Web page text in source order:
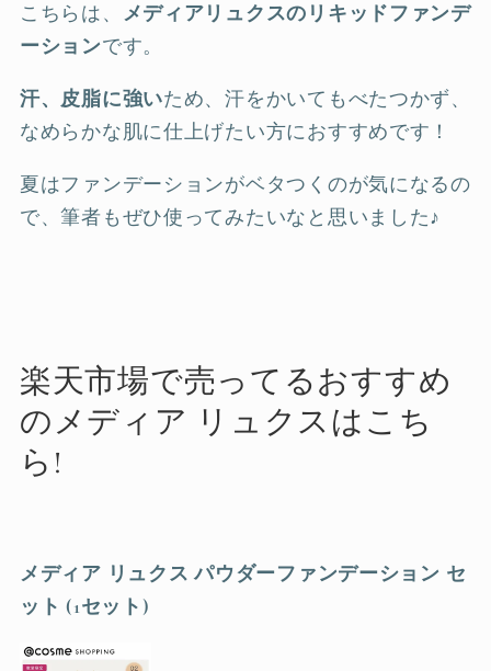
こちらは、 メディアリュクスのリキッドファンデ
ーションです。
汗、皮脂に強いため、汗をかいてもべたつかず、
なめらかな肌に仕上げたい方におすすめです！
夏はファンデーションがベタつくのが気になるの
で、筆者もぜひ使ってみたいなと思いました♪
楽天市場で売ってるおすすめ
のメディア リュクスはこち
ら!
メディア リュクス パウダーファンデーション セ
ット (1セット)